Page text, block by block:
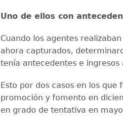
Uno de ellos con
Cuando los agentes
ahora capturados,
tenía antecedentes e ingresos
Esto por dos casos en los que
promoción y fomento en
en grado de tentativa en